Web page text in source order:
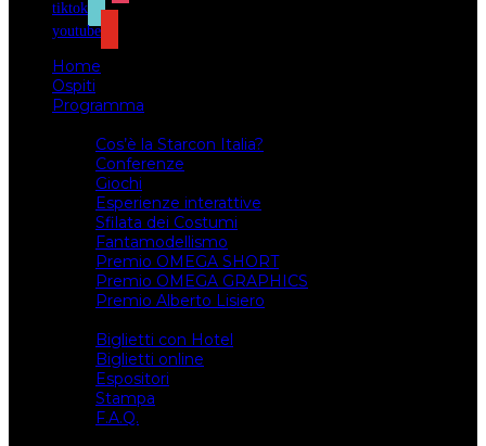
tiktok
youtube
Home
Ospiti
Programma
Cos’è la Starcon Italia?
Conferenze
Giochi
Esperienze interattive
Sfilata dei Costumi
Fantamodellismo
Premio OMEGA SHORT
Premio OMEGA GRAPHICS
Premio Alberto Lisiero
Biglietti con Hotel
Biglietti online
Espositori
Stampa
F.A.Q.